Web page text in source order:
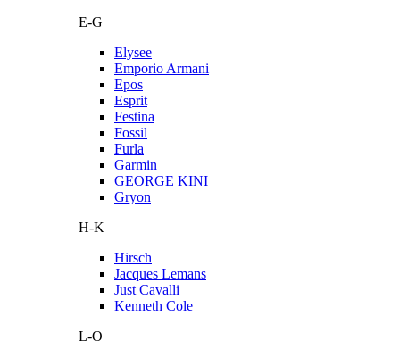
E-G
Elysee
Emporio Armani
Epos
Esprit
Festina
Fossil
Furla
Garmin
GEORGE KINI
Gryon
H-K
Hirsch
Jacques Lemans
Just Cavalli
Kenneth Cole
L-O